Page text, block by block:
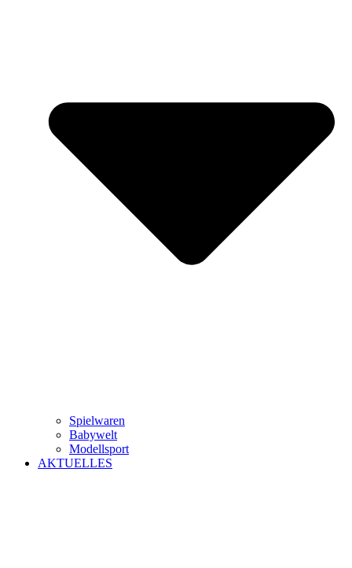
Spielwaren
Babywelt
Modellsport
AKTUELLES